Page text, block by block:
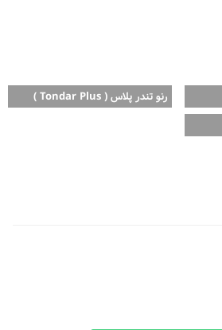
رنو تندر پلاس ( Tondar Plus )